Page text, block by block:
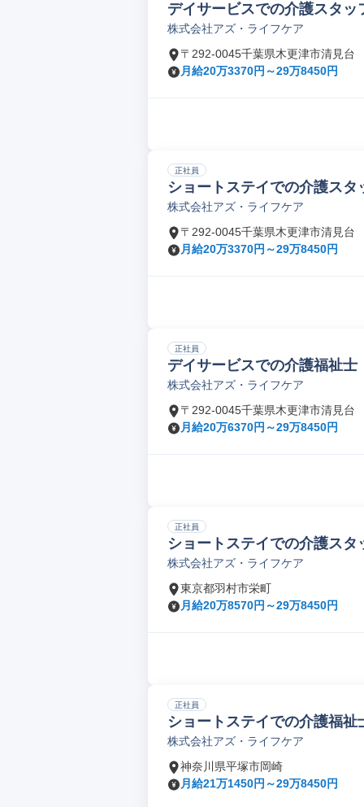
デイサービスでの介護スタッ
株式会社アズ・ライフケア
〒292-0045千葉県木更津市清見台
月給20万3370円～29万8450円
正社員
ショートステイでの介護スタ
株式会社アズ・ライフケア
〒292-0045千葉県木更津市清見台
月給20万3370円～29万8450円
正社員
デイサービスでの介護福祉士
株式会社アズ・ライフケア
〒292-0045千葉県木更津市清見台
月給20万6370円～29万8450円
正社員
ショートステイでの介護スタ
株式会社アズ・ライフケア
東京都羽村市栄町
月給20万8570円～29万8450円
正社員
ショートステイでの介護福祉
株式会社アズ・ライフケア
神奈川県平塚市岡崎
月給21万1450円～29万8450円